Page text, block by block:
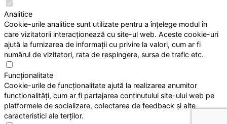
Analitice
Cookie-urile analitice sunt utilizate pentru a înțelege modul în
care vizitatorii interacționează cu site-ul web. Aceste cookie-uri
ajută la furnizarea de informații cu privire la valori, cum ar fi
numărul de vizitatori, rata de respingere, sursa de trafic etc.
Funcționalitate
Cookie-urile de funcționalitate ajută la realizarea anumitor
funcționalități, cum ar fi partajarea conținutului site-ului web pe
platformele de socializare, colectarea de feedback și alte
caracteristici ale terților.